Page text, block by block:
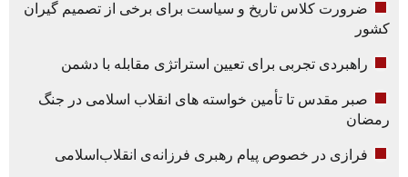
ضرورت کلاس تاریخ و سیاست برای برخی از تصمیم گیران
کشور
راهبردی تجربی برای تعیین استراتژی مقابله با دشمن
صبر مقدس تا تأمین خواسته های انقلاب اسلامی در جنگ
رمضان
فرازی در خصوص پیام رهبری فرزانه‌ی انقلاب‌اسلامی